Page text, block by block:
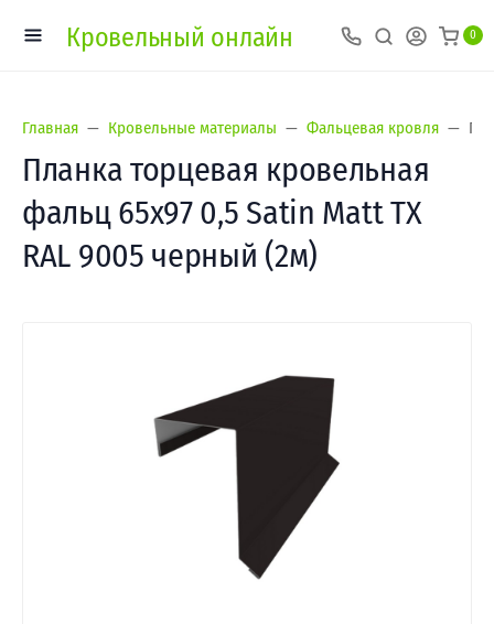
Кровельный онлайн 0
Главная Кровельные материалы Фальцевая кровля
Планка торцевая кровельная
фальц 65х97 0,5 Satin Matt TX
RAL 9005 черный (2м)